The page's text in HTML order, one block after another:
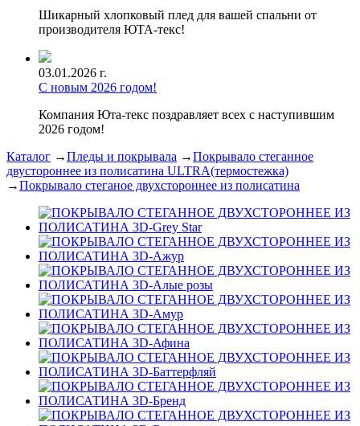
Шикарный хлопковый плед для вашей спальни от
производителя ЮТА-текс!
03.01.2026 г.
С новым 2026 годом!
Компания Юта-текс поздравляет всех с наступившим
2026 годом!
Каталог →Пледы и покрывала →Покрывало стеганное
двустороннее из полисатина ULTRA(термостежка)
→Покрывало стеганое двухстороннее из полисатина